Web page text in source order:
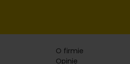
O firmie
Opinie